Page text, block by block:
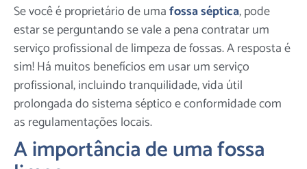
Se você é proprietário de umafossa séptica, pode
estar se perguntando se vale a pena contratar um
serviço profissional de limpeza de fossas. A resposta é
sim! Há muitos benefícios em usar um serviço
profissional, incluindo tranquilidade, vida útil
prolongada do sistema séptico e conformidade com
as regulamentações locais.
A importância de uma fossa